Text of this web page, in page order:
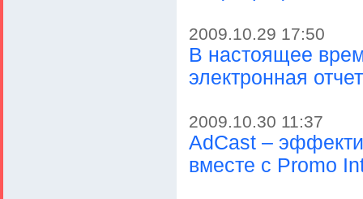
2009.10.29 17:50
В настоящее
электронная
2009.10.30 11:37
AdCast –
вместе с Promo